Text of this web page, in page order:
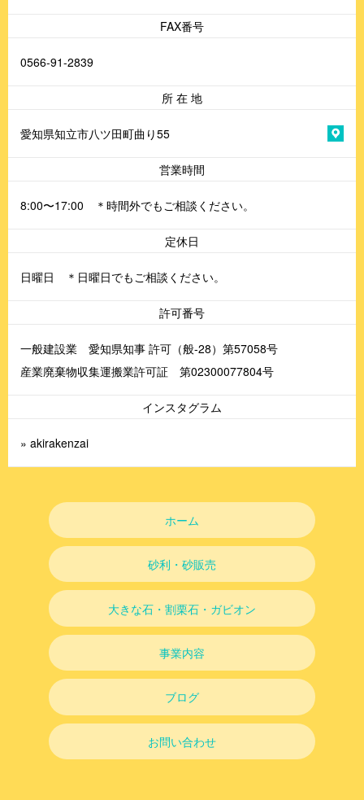
FAX番号
0566-91-2839
所 在 地
愛知県知立市八ツ田町曲り55
営業時間
8:00〜17:00 ＊時間外でもご相談ください。
定休日
日曜日 ＊日曜日でもご相談ください。
許可番号
一般建設業 愛知県知事 許可（般-28）第57058号
産業廃棄物収集運搬業許可証 第02300077804号
インスタグラム
» akirakenzai
ホーム
砂利・砂販売
大きな石・割栗石・ガビオン
事業内容
ブログ
お問い合わせ